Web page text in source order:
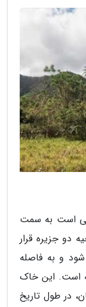
است به سمت
دو جزیره قرار
شود و به فاصله
است. این خاک
در طول تاریخ